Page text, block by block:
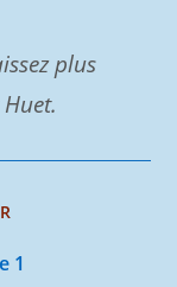
plus
1